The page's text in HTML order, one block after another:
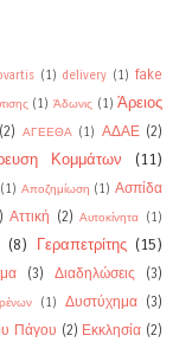
(1) delivery (1) fake
(1) Άδωνις (1) Άρειος
(2) ΑΓΕΕΘΑ (1) ΑΔΑΕ (2)
Κομμάτων (11)
(1) Αποζημίωση (1) Ασπίδα
Αττική (2) Αυτοκίνητα (1)
(8) Γεραπετρίτης (15)
(3) Διαδηλώσεις
(3)
(1) Δυστύχημα (3)
Πάγου (2) Εκκλησία (2)